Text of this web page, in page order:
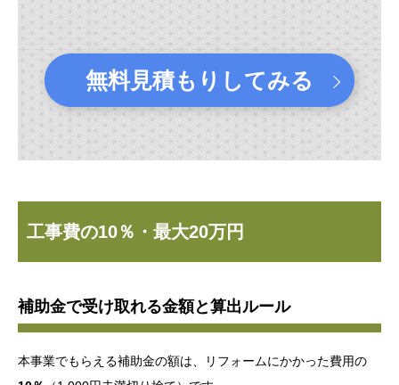
無料見積もりしてみる
工事費の10％・最大20万円
補助金で受け取れる金額と算出ルール
本事業でもらえる補助金の額は、リフォームにかかった費用の